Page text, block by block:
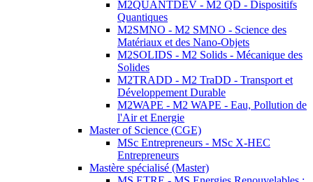
M2QUANTDEV - M2 QD - Dispositifs
Quantiques
M2SMNO - M2 SMNO - Science des
Matériaux et des Nano-Objets
M2SOLIDS - M2 Solids - Mécanique des
Solides
M2TRADD - M2 TraDD - Transport et
Développement Durable
M2WAPE - M2 WAPE - Eau, Pollution de
l'Air et Energie
Master of Science (CGE)
MSc Entrepreneurs - MSc X-HEC
Entrepreneurs
Mastère spécialisé (Master)